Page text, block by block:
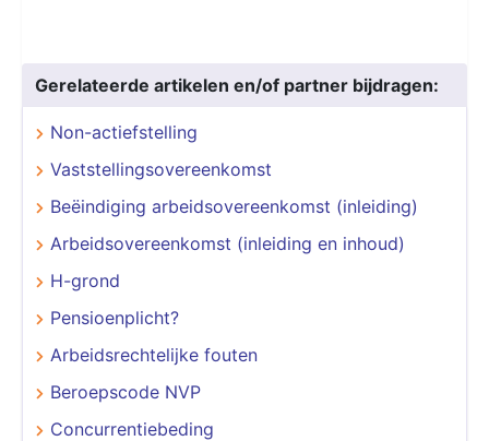
Gerelateerde artikelen en/of partner bijdragen:
Non-actiefstelling
Vaststellingsovereenkomst
Beëindiging arbeidsovereenkomst (inleiding)
Arbeidsovereenkomst (inleiding en inhoud)
H-grond
Pensioenplicht?
Arbeidsrechtelijke fouten
Beroepscode NVP
Concurrentiebeding